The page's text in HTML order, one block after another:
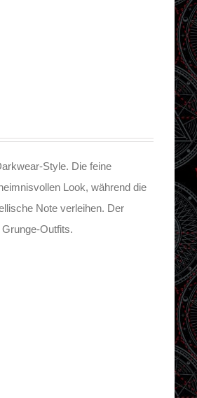
Style. Die feine
Look, während die
Note verleihen. Der
Outfits.